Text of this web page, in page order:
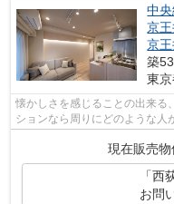
中
京
京
築
東
懐かしさを感じることの出来る
ションなら周りにどのような人
現在販売物
「西
お問